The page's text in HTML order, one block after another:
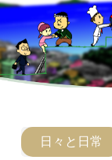
日々と日常